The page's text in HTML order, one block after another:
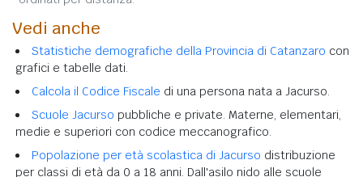
Vedi anche
Statistiche demografiche della Provincia di Catanzaro con
grafici e tabelle dati.
Calcola il Codice Fiscale di una persona nata a Jacurso.
Scuole Jacurso pubbliche e private. Materne, elementari,
medie e superiori con codice meccanografico.
Popolazione per età scolastica di Jacurso distribuzione
per classi di età da 0 a 18 anni. Dall'asilo nido alle scuole